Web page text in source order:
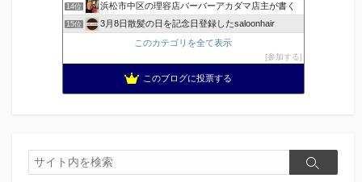
14位 浜松市中区の理容店バーバーアカダマ店主が書く
15位
3月8日散髪の日を記念日登録したsaloonhair
このカテゴリを全て表示
参加する
このブログに投票する
検
索
検